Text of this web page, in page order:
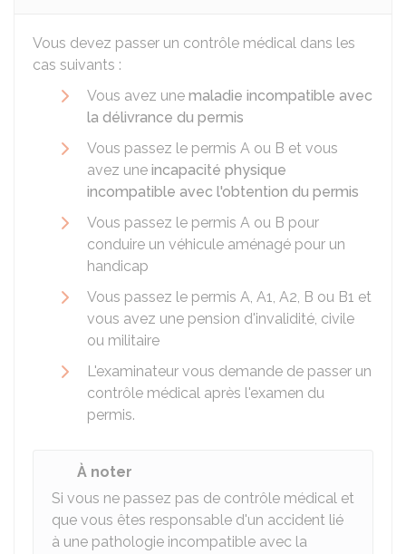
Vous devez passer un contrôle médical dans les
cas suivants :
Vous avez une maladie incompatible avec
la délivrance du permis
Vous passez le permis A ou B et vous
avez une incapacité physique
incompatible avec l'obtention du permis
Vous passez le permis A ou B pour
conduire un véhicule aménagé pour un
handicap
Vous passez le permis A, A1, A2, B ou B1 et
vous avez une pension d'invalidité, civile
ou militaire
L'examinateur vous demande de passer un
contrôle médical après l'examen du
permis.
À noter
Si vous ne passez pas de contrôle médical et
que vous êtes responsable d'un accident lié
à une pathologie incompatible avec la